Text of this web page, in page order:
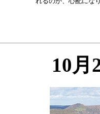
10月